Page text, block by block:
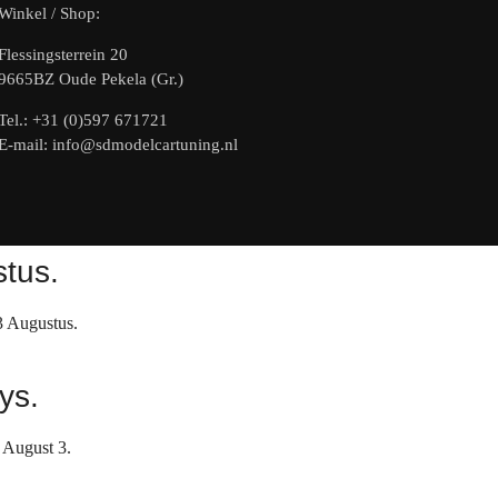
/ Shop:
20
Oude Pekela (Gr.)
+31 (0)597 671721
mail: info@sdmodelcartuning.nl
Augustus.
3.